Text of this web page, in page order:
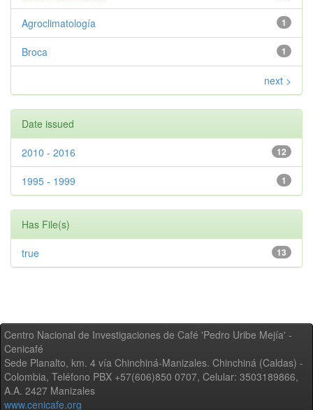
1
Agroclimatología
1
Broca
next >
Date issued
12
2010 - 2016
1
1995 - 1999
Has File(s)
13
true
Centro Nacional de Investigaciones de Café 'Pedro Uribe Mejía' -
Cenicafé
Sede Planalto, km. 4 vía Chinchiná-Manizales. Chinchiná (Caldas) -
Colombia, Teléfono PBX +57(606)850 0707, Celular: 3503189866,
A.A. 2427 Manizales
www.cenicafe.org